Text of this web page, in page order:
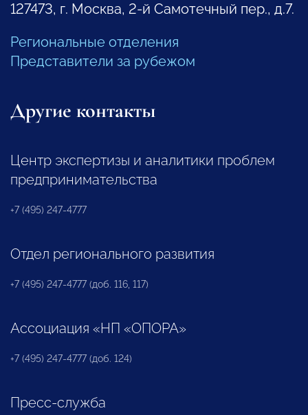
127473, г. Москва, 2-й Самотечный пер., д.7.
Региональные отделения
Представители за рубежом
Другие контакты
Центр экспертизы и аналитики проблем
предпринимательства
+7 (495) 247-4777
Отдел регионального развития
+7 (495) 247-4777 (доб. 116, 117)
Ассоциация «НП «ОПОРА»
+7 (495) 247-4777 (доб. 124)
Пресс-служба